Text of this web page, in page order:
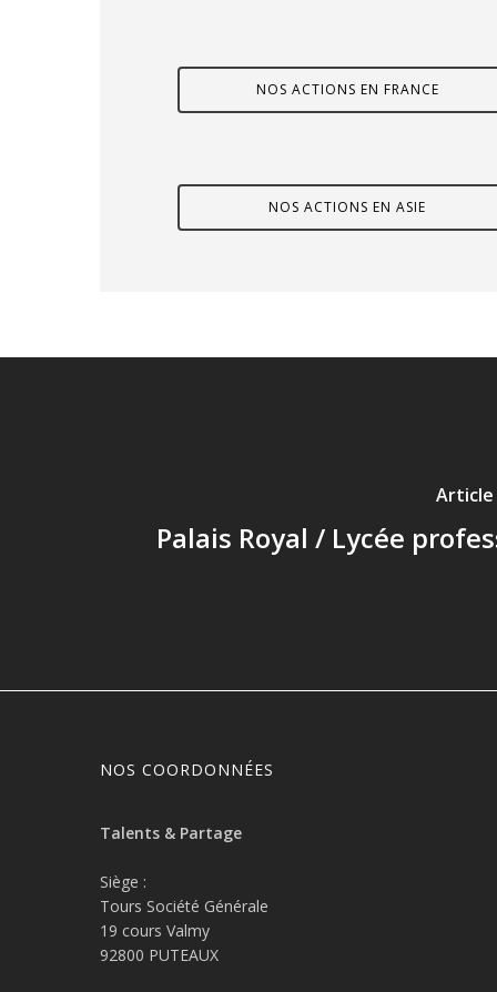
NOS ACTIONS EN FRANCE
NOS ACTIONS EN ASIE
Palais Royal / Lycée
NOS COORDONNÉES
Talents & Partage
Siège :
Tours Société Générale
19 cours Valmy
92800 PUTEAUX